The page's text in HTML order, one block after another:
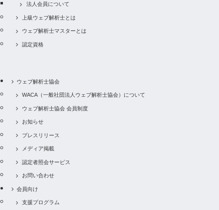
法人会員について
上級ウェブ解析士とは
ウェブ解析士マスターとは
認定資格
ウェブ解析士協会
WACA（一般社団法人ウェブ解析士協会）について
ウェブ解析士協会 会員制度
お知らせ
プレスリリース
メディア掲載
認定者照会サービス
お問い合わせ
会員向け
支援プログラム